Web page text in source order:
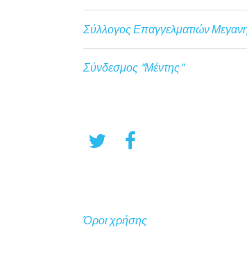
Σύλλογος Επαγγελματιών
Σύνδεσμος "Μέντης"
Όροι χρήσης